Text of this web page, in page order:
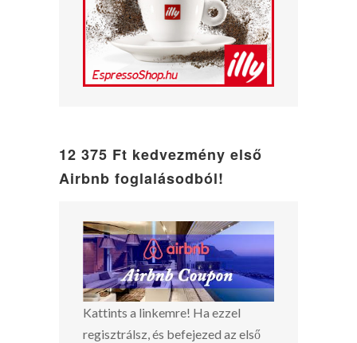
12 375 Ft kedvezmény első
Airbnb foglalásodból!
Kattints a linkemre! Ha ezzel
regisztrálsz, és befejezed az első